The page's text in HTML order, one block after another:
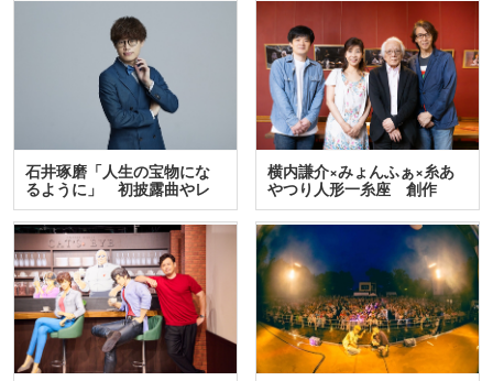
石井琢磨「人生の宝物にな
るように」 初披露曲やレ
ア…
横内謙介×みょんふぁ×糸あ
やつり人形一糸座 創作
人…